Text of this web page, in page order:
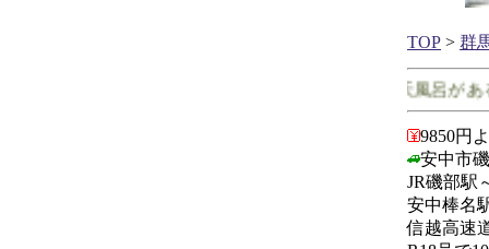
TOP > 群
群馬県で客室に露天風呂があ
9850円
安中市
JR磯部駅
安中棒名
信越高速